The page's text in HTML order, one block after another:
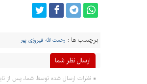
برچسب ها : رحمت الله فیروزی پور
ارسال نظر شما
نظرات ارسال شده توسط شما، پس از